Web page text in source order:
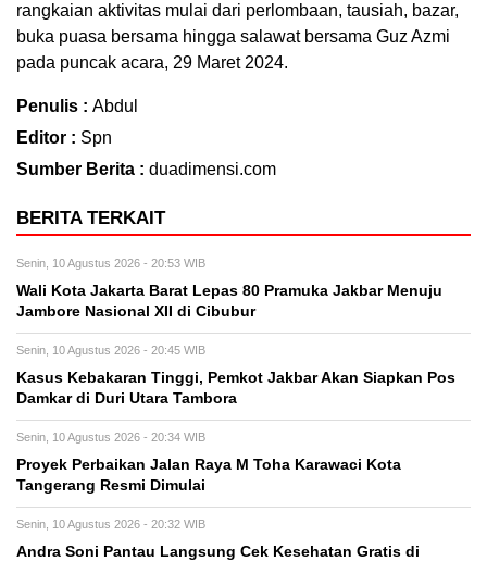
rangkaian aktivitas mulai dari perlombaan, tausiah, bazar,
buka puasa bersama hingga salawat bersama Guz Azmi
pada puncak acara, 29 Maret 2024.
Penulis : Abdul
Editor : Spn
Sumber Berita : duadimensi.com
BERITA TERKAIT
Senin, 10 Agustus 2026 - 20:53 WIB
Wali Kota Jakarta Barat Lepas 80 Pramuka Jakbar Menuju
Jambore Nasional XII di Cibubur
Senin, 10 Agustus 2026 - 20:45 WIB
Kasus Kebakaran Tinggi, Pemkot Jakbar Akan Siapkan Pos
Damkar di Duri Utara Tambora
Senin, 10 Agustus 2026 - 20:34 WIB
Proyek Perbaikan Jalan Raya M Toha Karawaci Kota
Tangerang Resmi Dimulai
Senin, 10 Agustus 2026 - 20:32 WIB
Andra Soni Pantau Langsung Cek Kesehatan Gratis di